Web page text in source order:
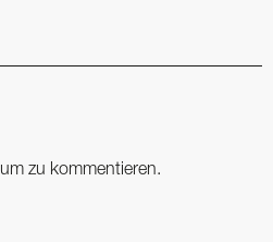
um zu kommentieren.